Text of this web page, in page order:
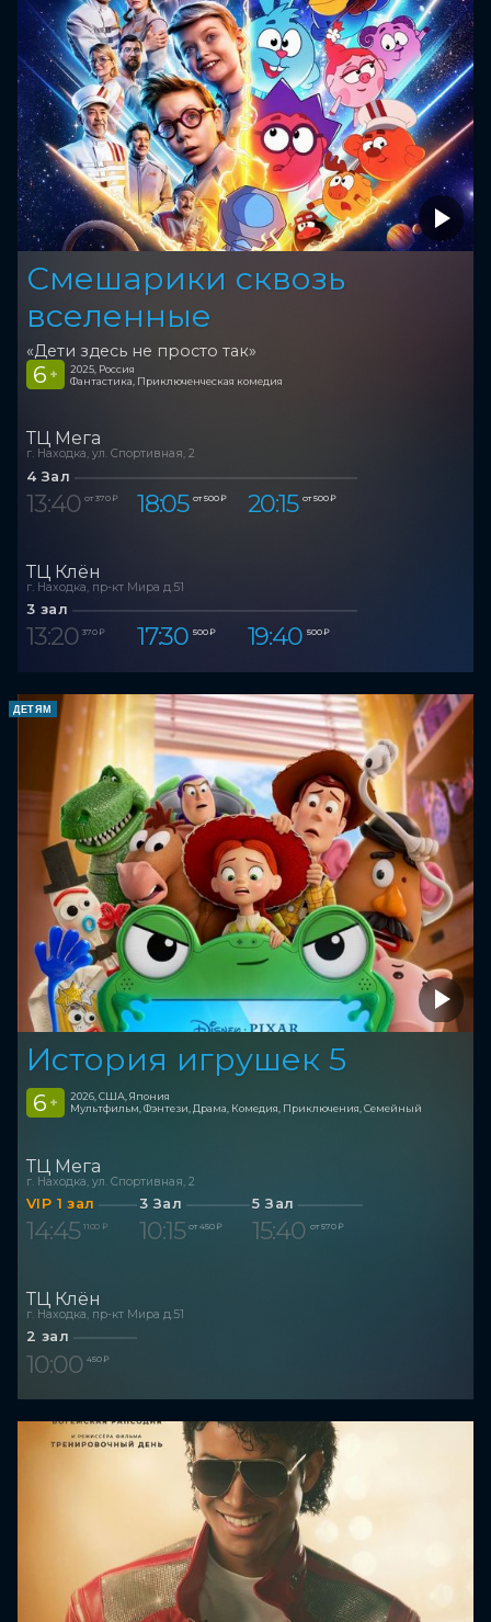
Смешарики сквозь
вселенные
«Дети здесь не просто так»
6 +
2025, Россия
Фантастика, Приключенческая комедия
ТЦ Мега
г. Находка, ул. Спортивная, 2
4 Зал
13:40 от 370 ₽ 18:05 от 500 ₽ 20:15 от 500 ₽
ТЦ Клён
г. Находка, пр-кт Мира д.51
3 зал
13:20 370 ₽ 17:30 500 ₽ 19:40 500 ₽
ДЕТЯМ
История игрушек 5
6 +
2026, США, Япония
Мультфильм, Фэнтези, Драма, Комедия, Приключения, Семейный
ТЦ Мега
г. Находка, ул. Спортивная, 2
VIP 1 зал
14:45 1 100 ₽
3 Зал
10:15 от 450 ₽
5 Зал
15:40 от 570 ₽
ТЦ Клён
г. Находка, пр-кт Мира д.51
2 зал
10:00 450 ₽